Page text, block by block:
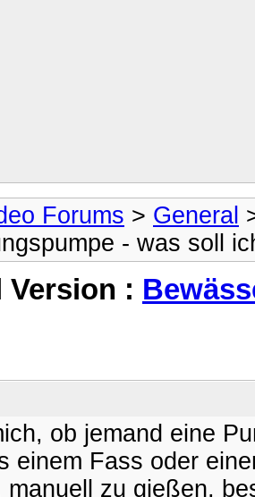
Forums > General
- was soll
Version :
ob jemand eine
einem Fass oder
manuell zu gießen,